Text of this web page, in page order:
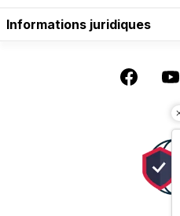
Informations juridiques